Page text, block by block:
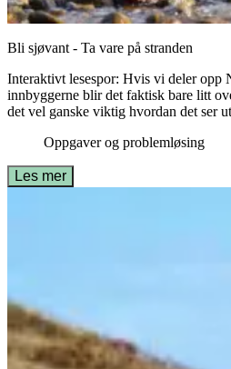
Bli sjøvant - Ta vare på stranden
Interaktivt lesespor: Hvis vi deler opp
innbyggerne blir det faktisk bare litt
det vel ganske viktig hvordan det ser
Oppgaver og problemløsing
Les mer